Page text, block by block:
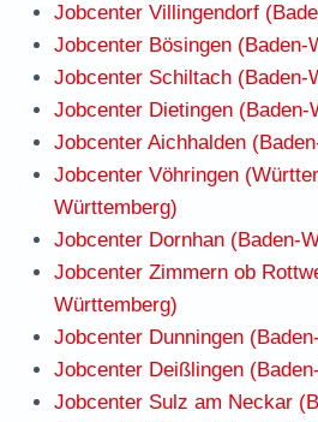
Jobcenter Villingendorf
Jobcenter Bösingen (Baden-
Jobcenter Schiltach (Baden-
Jobcenter Dietingen (Baden-
Jobcenter Aichhalden
Jobcenter Vöhringen
Württemberg)
Jobcenter Dornhan (Baden-
Jobcenter Zimmern ob
Württemberg)
Jobcenter Dunningen
Jobcenter Deißlingen
Jobcenter Sulz am Neckar